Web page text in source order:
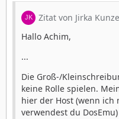
Zitat von Jirka Kunze
Hallo Achim,
...
Die Groß-/
keine Rolle spielen.
hier der Host (wenn
verwendest du